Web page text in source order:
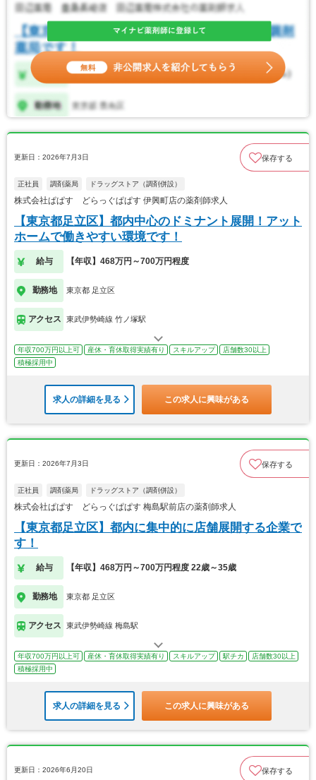
更新日：2026年7月3日 保存する
正社員 調剤薬局 ドラッグストア（調剤併設）
株式会社ぱぱす どらっぐぱぱす 伊興町店の薬剤師求人
【東京都足立区】都内中心のドミナント展開！アット
ホームで働きやすい環境です！
給与 【年収】468万円～700万円程度
勤務地 東京都 足立区
アクセス 東武伊勢崎線 竹ノ塚駅
年収700万円以上可 産休・育休取得実績有り スキルアップ
店舗数30以上
積極採用中
求人の詳細を見る この求人に興味がある
更新日：2026年7月3日 保存する
正社員 調剤薬局 ドラッグストア（調剤併設）
株式会社ぱぱす どらっぐぱぱす 梅島駅前店の薬剤師求人
【東京都足立区】都内に集中的に店舗展開する企業で
す！
給与 【年収】468万円～700万円程度 22歳～35歳
勤務地 東京都 足立区
アクセス 東武伊勢崎線 梅島駅
年収700万円以上可 産休・育休取得実績有り スキルアップ 駅チカ
店舗数30以上
積極採用中
求人の詳細を見る この求人に興味がある
更新日：2026年6月20日 保存する